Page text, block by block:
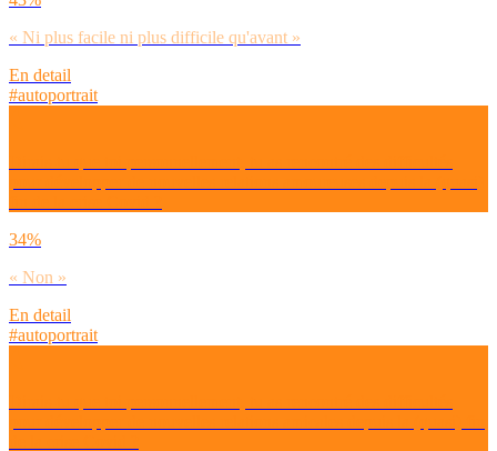
« Ni plus facile ni plus difficile qu'avant »
En detail
#autoportrait
34%
« Non »
En detail
#autoportrait